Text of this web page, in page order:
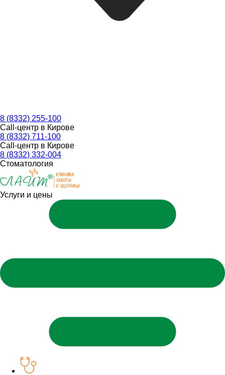
8 (8332) 255-100
Call-центр в Кирове
8 (8332) 711-100
Call-центр в Кирове
8 (8332) 332-004
Стоматология
Услуги и цены